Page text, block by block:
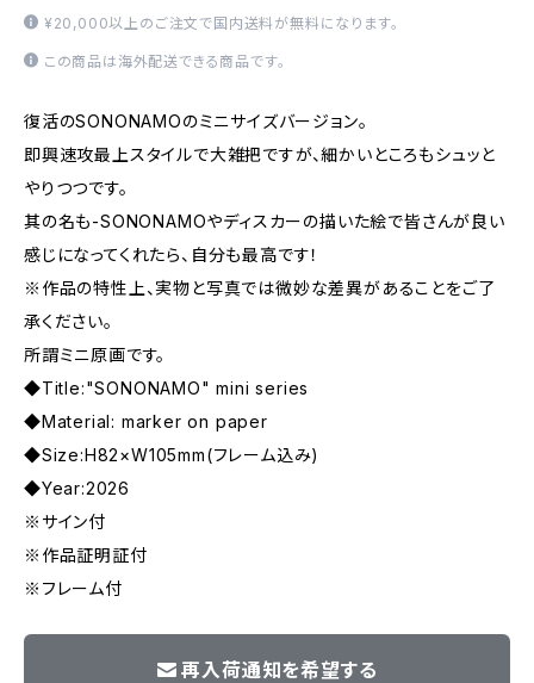
¥20,000以上のご注文で国内送料が無料になります。
この商品は海外配送できる商品です。
復活のSONONAMOのミニサイズバージョン。
即興速攻最上スタイルで大雑把ですが、細かいところもシュッと
やりつつです。
其の名も-SONONAMOやディスカーの描いた絵で皆さんが良い
感じになってくれたら、自分も最高です！
※作品の特性上、実物と写真では微妙な差異があることをご了
承ください。
所謂ミニ原画です。
◆Title:"SONONAMO" mini series
◆Material: marker on paper
◆Size:H82×W105mm(フレーム込み)
◆Year:2026
※サイン付
※作品証明証付
※フレーム付
再入荷通知を希望する